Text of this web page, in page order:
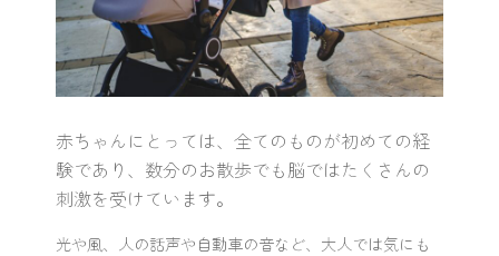
赤ちゃんにとっては、全てのものが初めての経
験であり、数分のお散歩でも脳ではたくさんの
刺激を受けています。
光や風、人の話声や自動車の音など、大人では気にも